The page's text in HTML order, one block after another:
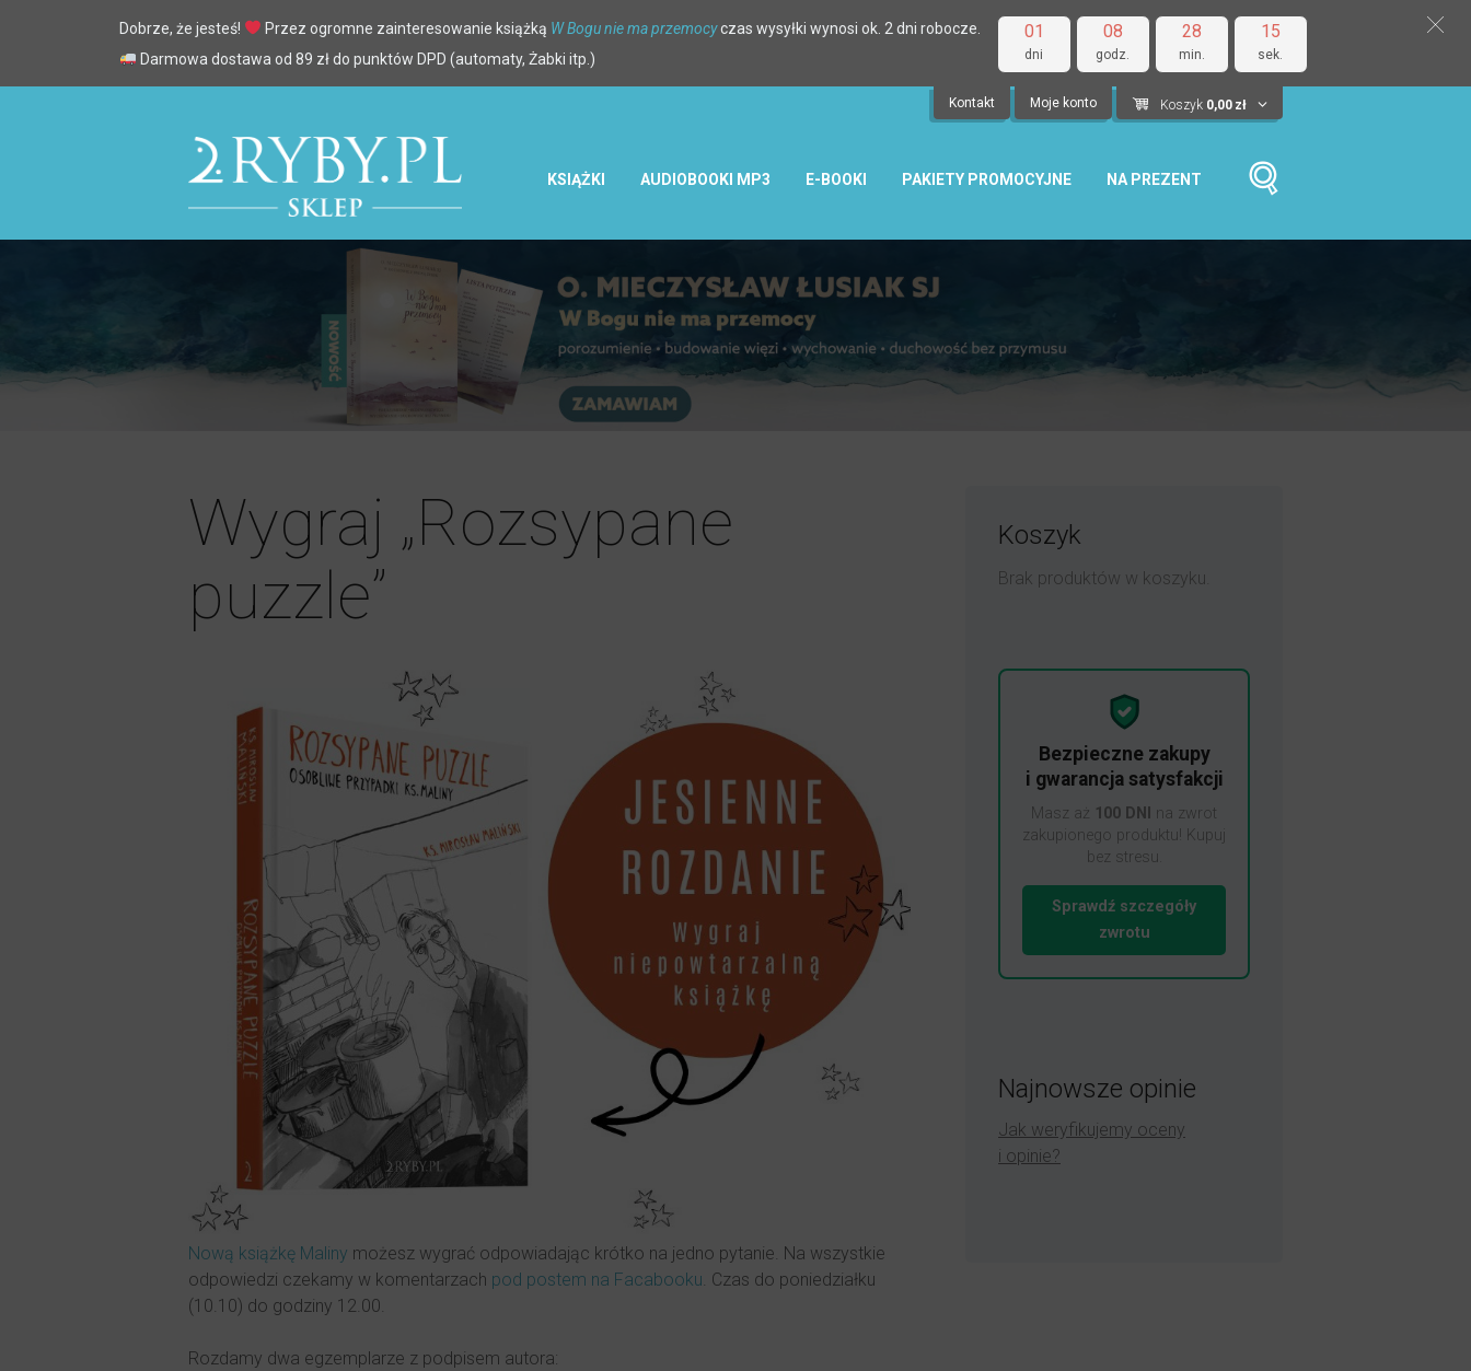
01
dni
08
godz.
28
min.
14
sek.
Dobrze, że jesteś! Przez ogromne zainteresowanie książką W Bogu nie ma przemocyczas wysyłki wynosi ok. 2 dni robocze.
Darmowa dostawa od 89 zł do punktów DPD (automaty, Żabki itp.)
Kontakt Moje konto Koszyk 0,00 zł
KSIĄŻKI AUDIOBOOKI MP3 E-BOOKI PAKIETY PROMOCYJNE NA PREZENT
Wygraj „Rozsypane
puzzle”
Nową książkę Maliny możesz wygrać odpowiadając krótko na jedno pytanie. Na wszystkie
odpowiedzi czekamy w komentarzach pod postem na Facabooku. Czas do poniedziałku
(10.10) do godziny 12.00.
Rozdamy dwa egzemplarze z podpisem autora:
Koszyk
Brak produktów w koszyku.
Bezpieczne zakupy
i gwarancja satysfakcji
Masz aż 100 DNI
na zwrot
zakupionego produktu! Kupuj
bez stresu.
Sprawdź szczegóły
zwrotu
Najnowsze opinie
Jak weryfikujemy oceny
i opinie?